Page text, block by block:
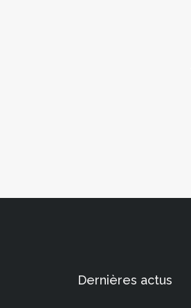
Dernières actus